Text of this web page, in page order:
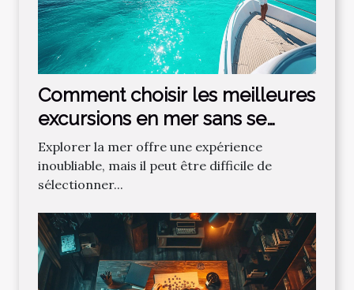
Comment choisir les meilleures
excursions en mer sans se
tromper ?
Explorer la mer offre une expérience
inoubliable, mais il peut être difficile de
sélectionner...